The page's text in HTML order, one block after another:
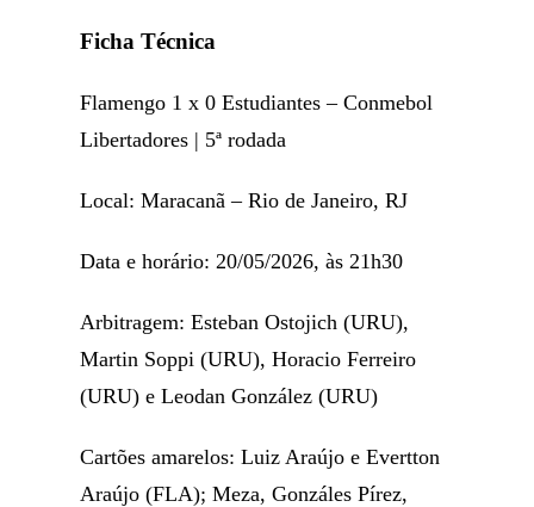
Ficha Técnica
Flamengo 1 x 0 Estudiantes – Conmebol
Libertadores | 5ª rodada
Local: Maracanã – Rio de Janeiro, RJ
Data e horário: 20/05/2026, às 21h30
Arbitragem: Esteban Ostojich (URU),
Martin Soppi (URU), Horacio Ferreiro
(URU) e Leodan González (URU)
Cartões amarelos: Luiz Araújo e Evertton
Araújo (FLA); Meza, Gonzáles Pírez,